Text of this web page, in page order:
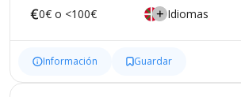
0€ o <100€
Idiomas
Información Guardar